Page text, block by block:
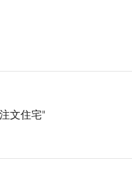
文住宅"